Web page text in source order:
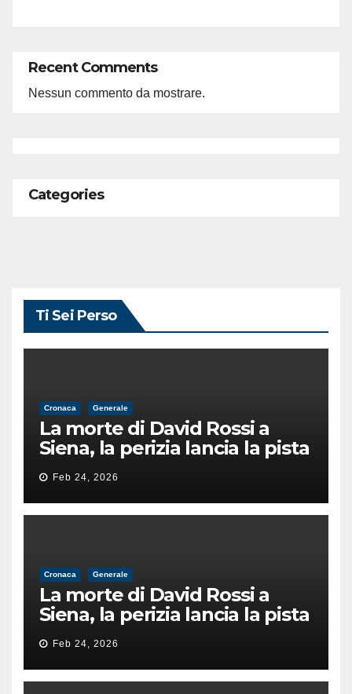
Recent Comments
Nessun commento da mostrare.
Categories
Ti Sei Perso
Cronaca Generale
La morte di David Rossi a
Siena, la perizia lancia la pista
di un’intimidazione finita
male
Feb 24, 2026
Cronaca Generale
La morte di David Rossi a
Siena, la perizia lancia la pista
di un’intimidazione finita
male
Feb 24, 2026